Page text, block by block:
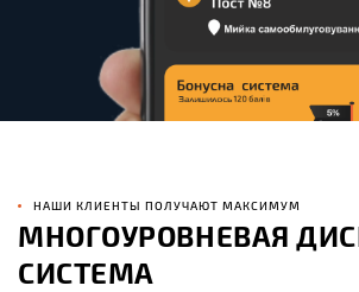
НАШИ КЛИЕНТЫ ПОЛУЧАЮТ МАКСИМУМ
МНОГОУРОВНЕВАЯ
СИСТЕМА